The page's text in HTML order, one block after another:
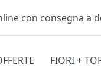
Testata
con consegna a
FIORI +